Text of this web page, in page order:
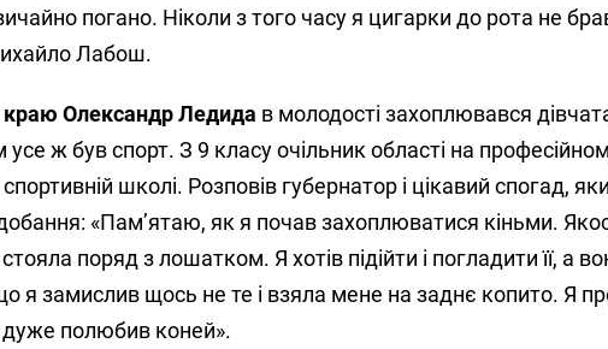
погано. Ніколи з того часу я цигарки до рота не
Лабош.
краю Олександр Ледида в молодості захоплювався
усе ж був спорт. З 9 класу очільник області на
школі. Розповів губернатор і цікавий спогад,
«Пам’ятаю, як я почав захоплюватися кіньми.
поряд з лошатком. Я хотів підійти і погладити її, а
я замислив щось не те і взяла мене на заднє копито. Я
дуже полюбив коней».